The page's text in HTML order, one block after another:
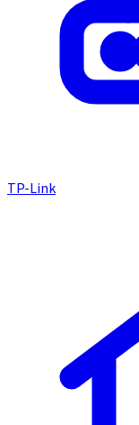
TP-Link